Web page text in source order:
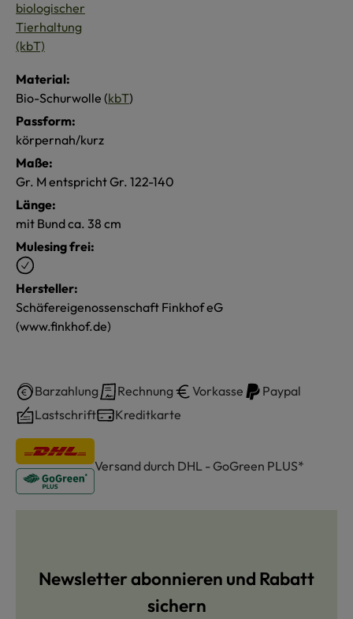
Material:
Bio-Schurwolle (kbT)
Passform:
körpernah/kurz
Maße:
Gr. M entspricht Gr. 122-140
Länge:
mit Bund ca. 38 cm
Mulesing frei:
Hersteller:
Schäfereigenossenschaft Finkhof eG
(www.finkhof.de)
Barzahlung Rechnung Vorkasse
Paypal
Lastschrift
Kreditkarte
Versand durch DHL - GoGreen PLUS*
Newsletter abonnieren und Rabatt
sichern